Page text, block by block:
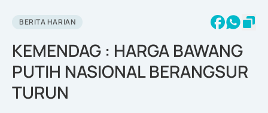
BERITA HARIAN
KEMENDAG : HARGA BAWANG
PUTIH NASIONAL BERANGSUR
TURUN